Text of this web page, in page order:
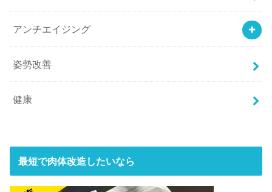
アンチエイジング
姿勢改善
健康
最短で肉体改造したいなら